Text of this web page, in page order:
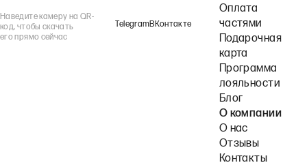
Наведите камеру на QR-
код, чтобы скачать
его прямо сейчас
TelegramВКонтакте
Оплата
частями
Подарочная
карта
Программа
лояльности
Блог
О компании
О нас
Отзывы
Контакты